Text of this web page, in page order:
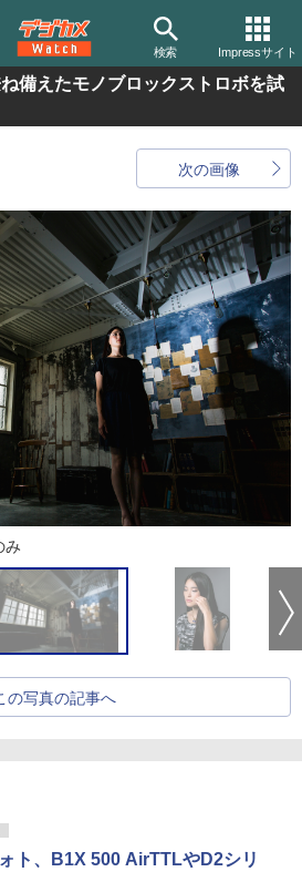
検索 Impressサイト
備えたモノブロックストロボを試
次の画像
み
の写真の記事へ
ト、B1X 500 AirTTLやD2シリ